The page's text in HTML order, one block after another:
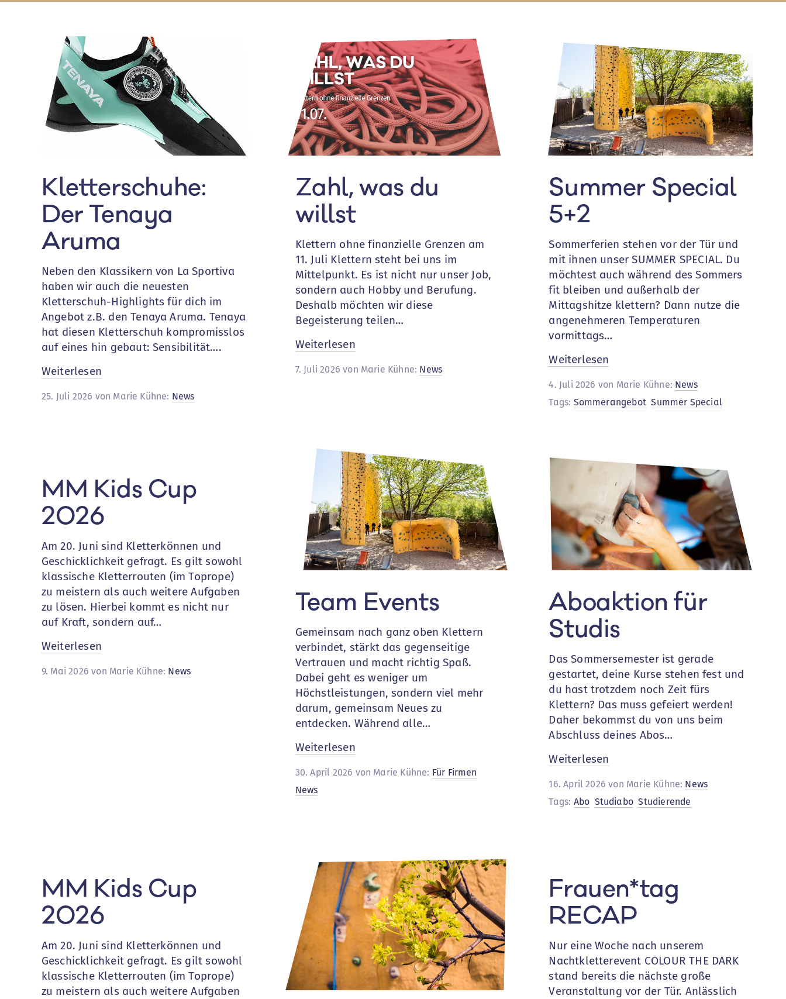
Kletterschuhe:
Der Tenaya
Aruma
Neben den Klassikern von La Sportiva
haben wir auch die neuesten
Kletterschuh-Highlights für dich im
Angebot z.B. den Tenaya Aruma. Tenaya
hat diesen Kletterschuh kompromisslos
auf eines hin gebaut: Sensibilität….
Weiterlesen
Der
25. Juli 2026 von Marie Kühne: News
Zahl, was du
willst
Klettern ohne finanzielle Grenzen am
11. Juli Klettern steht bei uns im
Mittelpunkt. Es ist nicht nur unser Job,
sondern auch Hobby und Berufung.
Deshalb möchten wir diese
Begeisterung teilen…
Weiterlesen:
was
7. Juli 2026 von Marie Kühne: News
Summer Special
5+2
Sommerferien stehen vor der Tür und
mit ihnen unser SUMMER SPECIAL. Du
möchtest auch während des Sommers
fit bleiben und außerhalb der
Mittagshitze klettern? Dann nutze die
angenehmeren Temperaturen
vormittags…
Weiterlesen
Special
5+2
4. Juli 2026 von Marie Kühne: News
Tags: Sommerangebot Summer Special
MM Kids Cup
2026
Am 20. Juni sind Kletterkönnen und
Geschicklichkeit gefragt. Es gilt sowohl
klassische Kletterrouten (im Toprope)
zu meistern als auch weitere Aufgaben
zu lösen. Hierbei kommt es nicht nur
auf Kraft, sondern auf…
Weiterlesen
Kids
9. Mai 2026 von Marie Kühne: News
Team Events
Gemeinsam nach ganz oben Klettern
verbindet, stärkt das gegenseitige
Vertrauen und macht richtig Spaß.
Dabei geht es weniger um
Höchstleistungen, sondern viel mehr
darum, gemeinsam Neues zu
entdecken. Während alle…
Weiterlesen:
Events
30. April 2026 von Marie Kühne: Für Firmen
News
Aboaktion für
Studis
Das Sommersemester ist gerade
gestartet, deine Kurse stehen fest und
du hast trotzdem noch Zeit fürs
Klettern? Das muss gefeiert werden!
Daher bekommst du von uns beim
Abschluss deines Abos…
Weiterlesen
für
Studis
16. April 2026 von Marie Kühne: News
Tags: Abo Studiabo Studierende
MM Kids Cup
2026
Am 20. Juni sind Kletterkönnen und
Geschicklichkeit gefragt. Es gilt sowohl
klassische Kletterrouten (im Toprope)
zu meistern als auch weitere Aufgaben
Frauen*tag
RECAP
Nur eine Woche nach unserem
Nachtkletterevent COLOUR THE DARK
stand bereits die nächste große
Veranstaltung vor der Tür. Anlässlich